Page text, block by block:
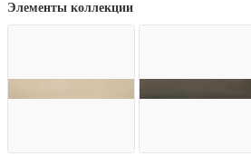
Элементы коллекции